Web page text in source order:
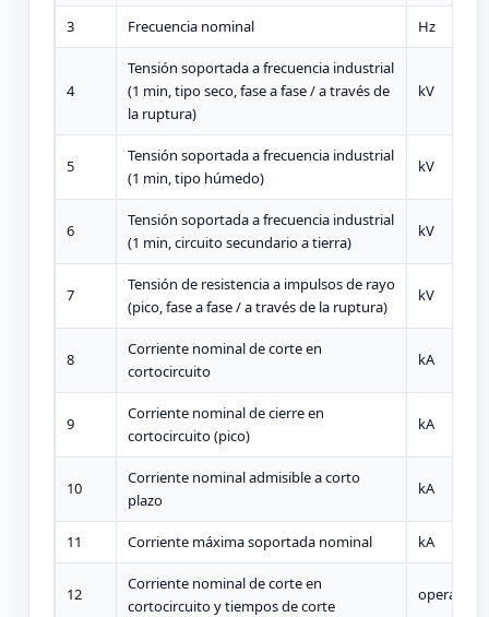
3 Frecuencia nominal Hz
4
Tensión soportada a frecuencia industrial
(1 min, tipo seco, fase a fase / a través de
la ruptura)
kV
5
Tensión soportada a frecuencia industrial
(1 min, tipo húmedo)
kV
6
Tensión soportada a frecuencia industrial
(1 min, circuito secundario a tierra)
kV
7
Tensión de resistencia a impulsos de rayo
(pico, fase a fase / a través de la ruptura)
kV
8
Corriente nominal de corte en
cortocircuito
kA
9
Corriente nominal de cierre en
cortocircuito (pico)
kA
10
Corriente nominal admisible a corto
plazo
kA
11 Corriente máxima soportada nominal kA
12
Corriente nominal de corte en
cortocircuito y tiempos de corte